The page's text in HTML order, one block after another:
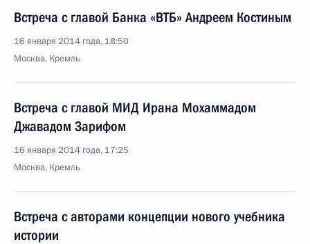
Встреча с главой Банка «ВТБ» Андреем Костиным
16 января 2014 года, 18:50
Москва, Кремль
Встреча с главой МИД Ирана Мохаммадом
Джавадом Зарифом
16 января 2014 года, 17:25
Москва, Кремль
Встреча с авторами концепции нового учебника
истории